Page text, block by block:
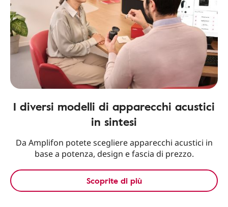
I diversi modelli di apparecchi acustici
in sintesi
Da Amplifon potete scegliere apparecchi acustici in
base a potenza, design e fascia di prezzo.
Scoprite di più